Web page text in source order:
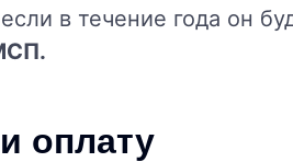
в течение года он
оплату